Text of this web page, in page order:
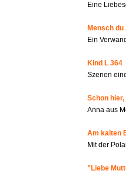
Eine
Mensch du
Ein
Kind L 364
Szenen
Schon
Anna aus
Am kalten
Mit der
"Liebe